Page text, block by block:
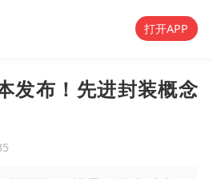
打开APP
发布！先进封装概念